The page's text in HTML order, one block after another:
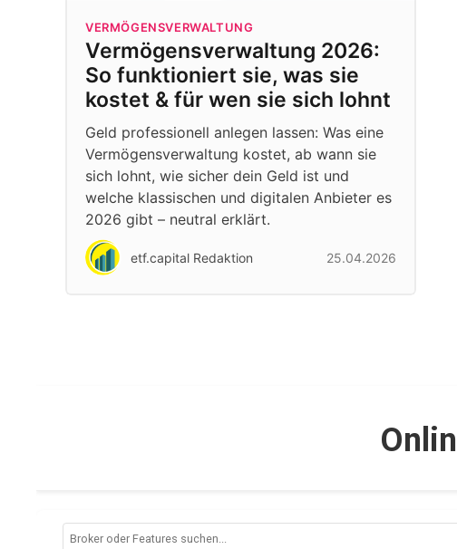
VERMÖGENSVERWALTUNG
Vermögensverwaltung 2026:
So funktioniert sie, was sie
kostet & für wen sie sich lohnt
Geld professionell anlegen lassen: Was eine
Vermögensverwaltung kostet, ab wann sie
sich lohnt, wie sicher dein Geld ist und
welche klassischen und digitalen Anbieter es
2026 gibt – neutral erklärt.
etf.capital Redaktion 25.04.2026